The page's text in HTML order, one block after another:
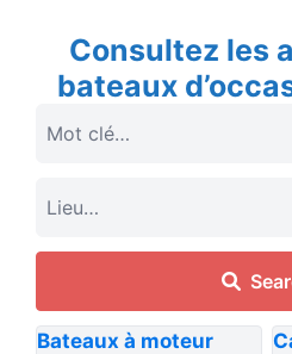
Consultez les
bateaux
Bateaux à moteur